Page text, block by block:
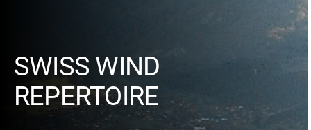
SWISS WIND
REPERTOIRE